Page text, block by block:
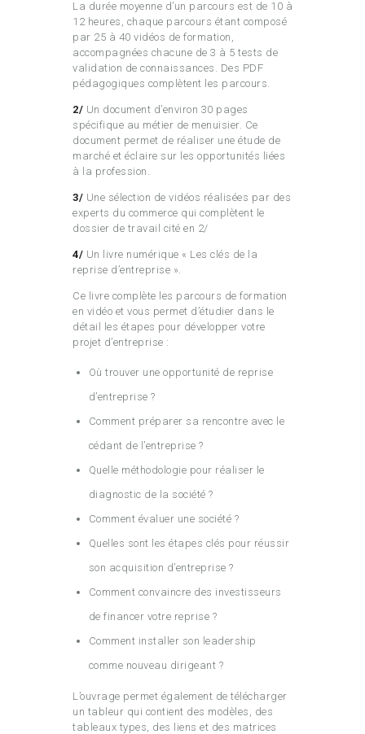
La durée moyenne d’un parcours est de 10 à
12 heures, chaque parcours étant composé
par 25 à 40 vidéos de formation,
accompagnées chacune de 3 à 5 tests de
validation de connaissances. Des PDF
pédagogiques complètent les parcours.
2/ Un document d’environ 30 pages
spécifique au métier de menuisier. Ce
document permet de réaliser une étude de
marché et éclaire sur les opportunités liées
à la profession.
3/ Une sélection de vidéos réalisées par des
experts du commerce qui complètent le
dossier de travail cité en 2/
4/ Un livre numérique « Les clés de la
reprise d’entreprise ».
Ce livre complète les parcours de formation
en vidéo et vous permet d’étudier dans le
détail les étapes pour développer votre
projet d’entreprise :
Où trouver une opportunité de reprise
d’entreprise ?
Comment préparer sa rencontre avec le
cédant de l’entreprise ?
Quelle méthodologie pour réaliser le
diagnostic de la société ?
Comment évaluer une société ?
Quelles sont les étapes clés pour réussir
son acquisition d’entreprise ?
Comment convaincre des investisseurs
de financer votre reprise ?
Comment installer son leadership
comme nouveau dirigeant ?
L’ouvrage permet également de télécharger
un tableur qui contient des modèles, des
tableaux types, des liens et des matrices